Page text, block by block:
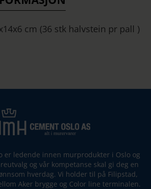
cm (36 stk halvstein pr pall )
er ledende innen murprodukter i Oslo og
og vår kompetanse skal gi deg en
hverdag. Vi holder til på Filipstad,
Aker brygge og Color line terminalen.